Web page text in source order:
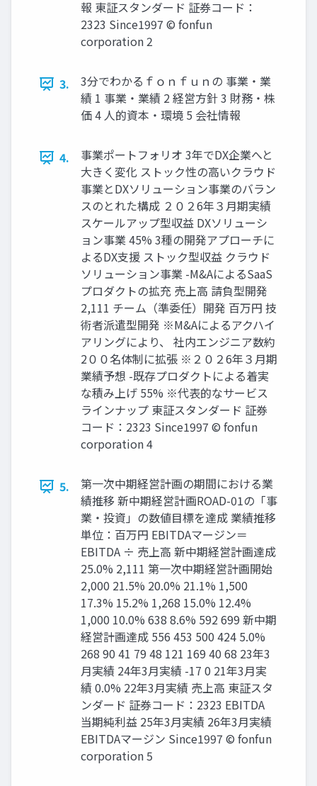
報 東証スタンダード 証券コード：
2323 Since1997 © fonfun
corporation 2
3.
3分でわかるｆｏｎｆｕｎの 事業・業
績 1 事業・業績 2 経営方針 3 財務・株
価 4 人的資本・環境 5 会社情報
4.
事業ポートフォリオ 3年でDX企業へと
大きく変化 ストック性の高いクラウド
事業とDXソリューション事業のバラン
スのとれた構成 ２０２6年３月期実績
スケールアップ型収益 DXソリューシ
ョン事業 45% 3種の開発アプローチに
よるDX支援 ストック型収益 クラウド
ソリューション事業 -M&AによるSaaS
プロダクトの拡充 売上高 請負型開発
2,111 チーム（準委任）開発 百万円 技
術者派遣型開発 ※M&Aによるアクハイ
アリングにより、 社内エンジニア数約
2００名体制に拡張 ※２０２6年３月期
業績予想 -既存プロダクトによる着実
な積み上げ 55% ※代表的なサービス
ラインナップ 東証スタンダード 証券
コード：2323 Since1997 © fonfun
corporation 4
5.
第一次中期経営計画の期間における業
績推移 新中期経営計画ROAD-01の「事
業・投資」の数値目標を達成 業績推移
単位：百万円 EBITDAマージン＝
EBITDA ÷ 売上高 新中期経営計画達成
25.0% 2,111 第一次中期経営計画開始
2,000 21.5% 20.0% 21.1% 1,500
17.3% 15.2% 1,268 15.0% 12.4%
1,000 10.0% 638 8.6% 592 699 新中期
経営計画達成 556 453 500 424 5.0%
268 90 41 79 48 121 169 40 68 23年3
月実績 24年3月実績 -17 0 21年3月実
績 0.0% 22年3月実績 売上高 東証スタ
ンダード 証券コード：2323 EBITDA
当期純利益 25年3月実績 26年3月実績
EBITDAマージン Since1997 © fonfun
corporation 5